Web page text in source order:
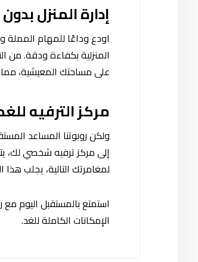
إدارة المنزل
اودع وداعًا للمهام المملة
المنزلية بكفاءة ودقة. من
على مساحتك المعيشية،
مركز الترفيه
ولكن روبوتنا المساعد
إلى مركز ترفيه شخصي لك،
لمغامرتك التالية، يجلب
استمتع بالمستقبل اليوم
الإمكانات الكاملة للغد.